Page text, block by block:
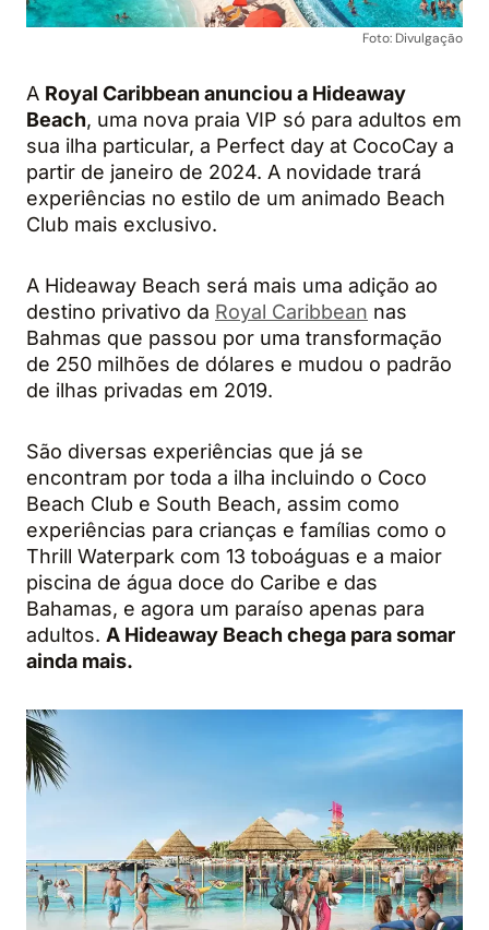
Foto: Divulgação
A Royal Caribbean anunciou a Hideaway
Beach, uma nova praia VIP só para adultos em
sua ilha particular, a Perfect day at CocoCay a
partir de janeiro de 2024. A novidade trará
experiências no estilo de um animado Beach
Club mais exclusivo.
A Hideaway Beach será mais uma adição ao
destino privativo da Royal Caribbean nas
Bahmas que passou por uma transformação
de 250 milhões de dólares e mudou o padrão
de ilhas privadas em 2019.
São diversas experiências que já se
encontram por toda a ilha incluindo o Coco
Beach Club e South Beach, assim como
experiências para crianças e famílias como o
Thrill Waterpark com 13 toboáguas e a maior
piscina de água doce do Caribe e das
Bahamas, e agora um paraíso apenas para
adultos. A Hideaway Beach chega para somar
ainda mais.